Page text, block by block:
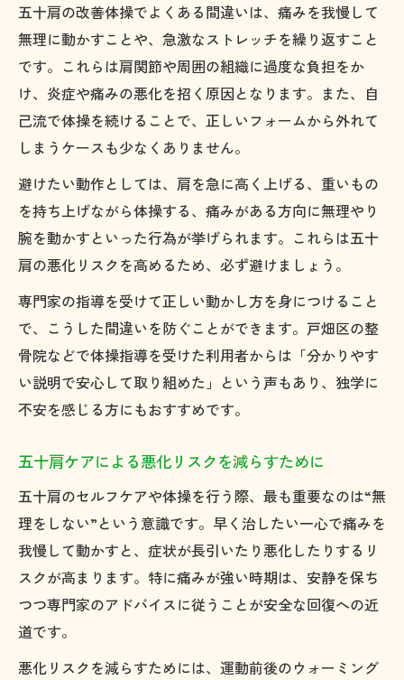
五十肩の改善体操でよくある間違いは、痛みを我慢して
無理に動かすことや、急激なストレッチを繰り返すこと
です。これらは肩関節や周囲の組織に過度な負担をか
け、炎症や痛みの悪化を招く原因となります。また、自
己流で体操を続けることで、正しいフォームから外れて
しまうケースも少なくありません。
避けたい動作としては、肩を急に高く上げる、重いもの
を持ち上げながら体操する、痛みがある方向に無理やり
腕を動かすといった行為が挙げられます。これらは五十
肩の悪化リスクを高めるため、必ず避けましょう。
専門家の指導を受けて正しい動かし方を身につけること
で、こうした間違いを防ぐことができます。戸畑区の整
骨院などで体操指導を受けた利用者からは「分かりやす
い説明で安心して取り組めた」という声もあり、独学に
不安を感じる方にもおすすめです。
五十肩ケアによる悪化リスクを減らすために
五十肩のセルフケアや体操を行う際、最も重要なのは“無
理をしない”という意識です。早く治したい一心で痛みを
我慢して動かすと、症状が長引いたり悪化したりするリ
スクが高まります。特に痛みが強い時期は、安静を保ち
つつ専門家のアドバイスに従うことが安全な回復への近
道です。
悪化リスクを減らすためには、運動前後のウォーミング